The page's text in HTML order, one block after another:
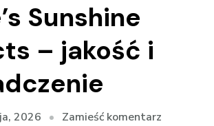
Sunshine
– jakość i
2026 Zamieść komentarz